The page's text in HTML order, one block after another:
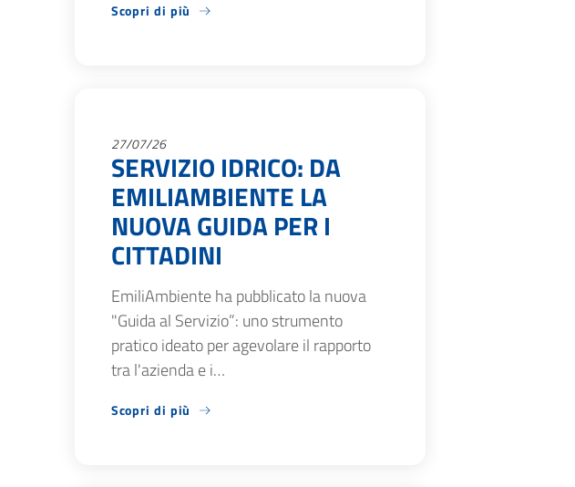
Scopri di più
27/07/26
SERVIZIO IDRICO: DA
EMILIAMBIENTE LA
NUOVA GUIDA PER I
CITTADINI
EmiliAmbiente ha pubblicato la nuova
"Guida al Servizio”: uno strumento
pratico ideato per agevolare il rapporto
tra l'azienda e i…
Scopri di più